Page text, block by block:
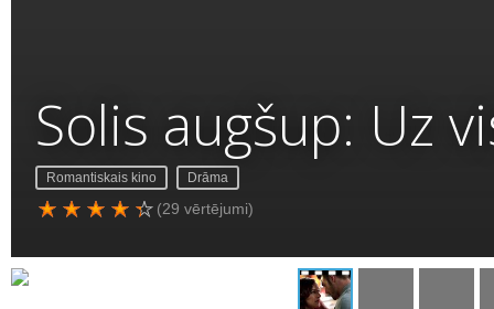
Solis augšup: Uz
Romantiskais kino Drāma
(29 vērtējumi)